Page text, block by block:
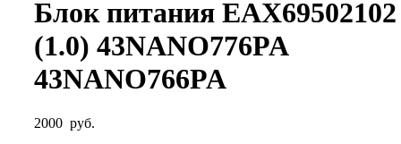
Блок питания EAX69502102
(1.0) 43NANO776PA
43NANO766PA
2000 руб.